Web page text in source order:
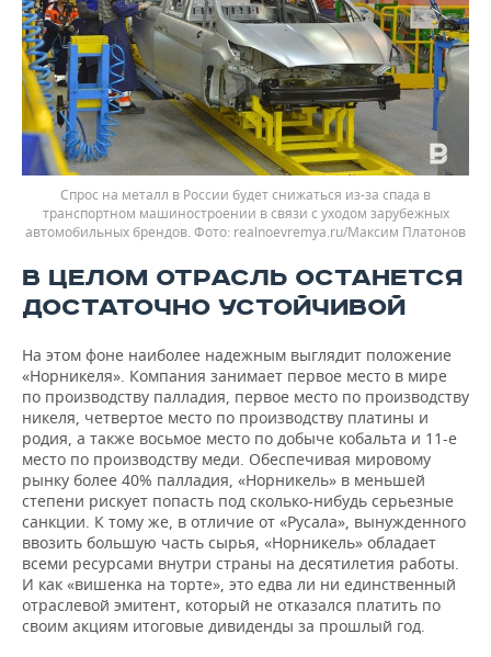
Спрос на металл в России будет снижаться из-за спада в
транспортном машиностроении в связи с уходом зарубежных
автомобильных брендов.
realnoevremya.ru/Максим Платонов
В ЦЕЛОМ ОТРАСЛЬ ОСТАНЕТСЯ
ДОСТАТОЧНО УСТОЙЧИВОЙ
На этом фоне наиболее надежным выглядит положение
«Норникеля». Компания занимает первое место в мире
по производству палладия, первое место по производству
никеля, четвертое место по производству платины и
родия, а также восьмое место по добыче кобальта и 11-е
место по производству меди. Обеспечивая мировому
рынку более 40% палладия, «Норникель» в меньшей
степени рискует попасть под сколько-нибудь серьезные
санкции. К тому же, в отличие от «Русала», вынужденного
ввозить большую часть сырья, «Норникель» обладает
всеми ресурсами внутри страны на десятилетия работы.
И как «вишенка на торте», это едва ли ни единственный
отраслевой эмитент, который не отказался платить по
своим акциям итоговые дивиденды за прошлый год.